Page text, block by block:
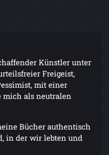
Künstler unter
Freigeist,
mit einer
mich als neutralen
Bücher authentisch
in der wir lebten und